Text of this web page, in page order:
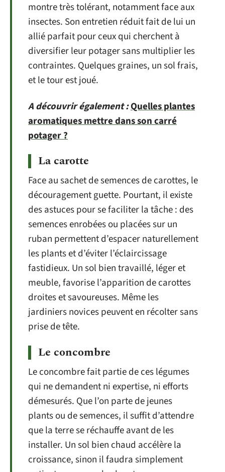
montre très tolérant, notamment face aux
insectes. Son entretien réduit fait de lui un
allié parfait pour ceux qui cherchent à
diversifier leur potager sans multiplier les
contraintes. Quelques graines, un sol frais,
et le tour est joué.
A découvrir également :Quelles plantes
aromatiques mettre dans son carré
potager ?
La carotte
Face au sachet de semences de carottes, le
découragement guette. Pourtant, il existe
des astuces pour se faciliter la tâche : des
semences enrobées ou placées sur un
ruban permettent d’espacer naturellement
les plants et d’éviter l’éclaircissage
fastidieux. Un sol bien travaillé, léger et
meuble, favorise l’apparition de carottes
droites et savoureuses. Même les
jardiniers novices peuvent en récolter sans
prise de tête.
Le concombre
Le concombre fait partie de ces légumes
qui ne demandent ni expertise, ni efforts
démesurés. Que l’on parte de jeunes
plants ou de semences, il suffit d’attendre
que la terre se réchauffe avant de les
installer. Un sol bien chaud accélère la
croissance, sinon il faudra simplement